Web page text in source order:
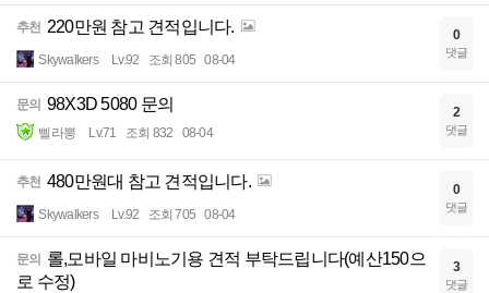
추천 220만원 참고 견적입니다.
Skywalkers Lv.92 조회 805 08-04
0
댓글
문의 98X3D 5080 문의
삘라뽕 Lv.71 조회 832 08-04
2
댓글
추천 480만원대 참고 견적입니다.
Skywalkers Lv.92 조회 705 08-04
0
댓글
문의
롤,모바일 마비노기용 견적 부탁드립니다(예산150으
로 수정)
3
댓글